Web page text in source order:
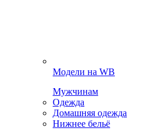
Модели на WB
Мужчинам
Одежда
Домашняя одежда
Нижнее бельё